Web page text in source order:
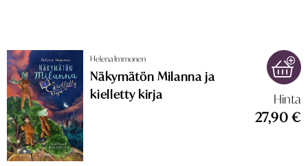
Hinta
27,90 €
Helena Immonen
Näkymätön Milanna ja
kielletty kirja